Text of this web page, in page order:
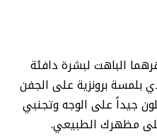
الباهت لبشرة دافئة
بلمسة برونزية على الجفن
جيداً على الوجه وتجنبي
مظهرك الطبيعي.